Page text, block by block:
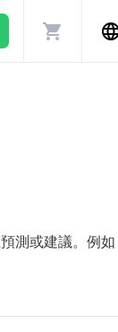
shopping_cart
測或建議。例